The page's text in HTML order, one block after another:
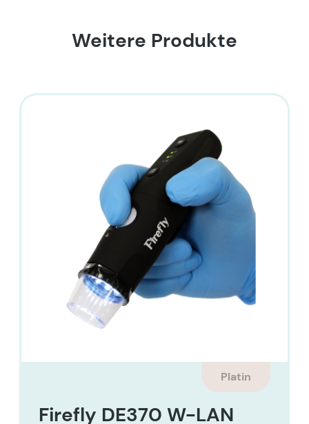
Weitere Produkte
Platin
Firefly DE370 W-LAN